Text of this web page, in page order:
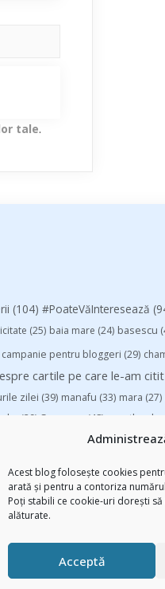
Acest blog folosește cookies
arată și pentru a contoriza
Poți stabili ce cookie-uri dorești
alăturate.
Acceptă
tale.
(104) #PoateVăInteresează
(25) baia mare (24) basescu
campanie pentru bloggeri (29)
cartile pe care le-am citit
zilei (39) manafu (33) mara (27)
(29) Samsung (48) sportlocal.ro